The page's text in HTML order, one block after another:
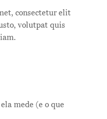
consectetur elit
volutpat quis
mede (e o que